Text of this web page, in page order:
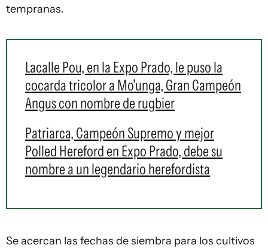
tempranas.
Lacalle Pou, en la Expo Prado, le puso la
cocarda tricolor a Mo'unga, Gran Campeón
Angus con nombre de rugbier
Patriarca, Campeón Supremo y mejor
Polled Hereford en Expo Prado, debe su
nombre a un legendario herefordista
Se acercan las fechas de siembra para los cultivos